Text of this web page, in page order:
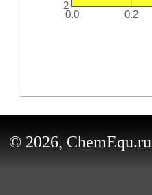
0.0 0.2
2
© 2026, ChemEqu.ru